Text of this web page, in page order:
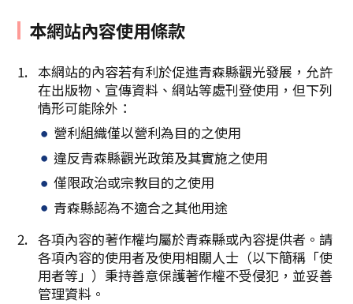
本網站內容使用條款
本網站的內容若有利於促進青森縣觀光發展，允許
在出版物、宣傳資料、網站等處刊登使用，但下列
情形可能除外：
營利組織僅以營利為目的之使用
違反青森縣觀光政策及其實施之使用
僅限政治或宗教目的之使用
青森縣認為不適合之其他用途
各項內容的著作權均屬於青森縣或內容提供者。請
各項內容的使用者及使用相關人士（以下簡稱「使
用者等」）秉持善意保護著作權不受侵犯，並妥善
管理資料。
Twitter分享
Facebook分享